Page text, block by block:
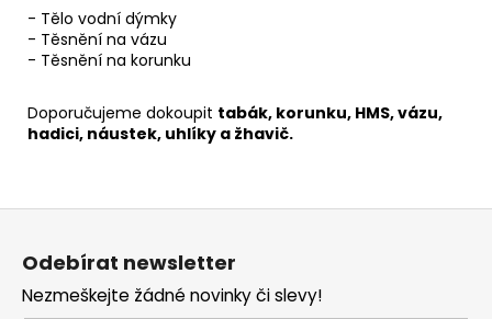
- Tělo vodní dýmky
- Těsnění na vázu
- Těsnění na korunku
Doporučujeme dokoupit tabák, korunku, HMS, vázu,
hadici, náustek, uhlíky a žhavič.
Odebírat newsletter
Nezmeškejte žádné novinky či slevy!